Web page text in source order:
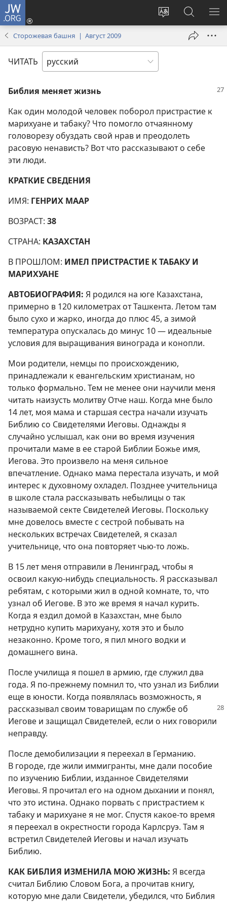
JW.ORG
Изменить
Войти
(открывается
окне)
Поиск
по
jw.org
Сторожевая башня | Август 2009
ЧИТАТЬ
Библия меняет жизнь
Как один молодой человек поборол пристрастие к
марихуане и табаку? Что помогло отчаянному
головорезу обуздать свой нрав и преодолеть
расовую ненависть? Вот что рассказывают о себе
эти люди.
КРАТКИЕ СВЕДЕНИЯ
ИМЯ: ГЕНРИХ МААР
ВОЗРАСТ: 38
СТРАНА: КАЗАХСТАН
В ПРОШЛОМ: ИМЕЛ ПРИСТРАСТИЕ К ТАБАКУ И
МАРИХУАНЕ
АВТОБИОГРАФИЯ: Я родился на юге Казахстана,
примерно в 120 километрах от Ташкента. Летом там
было сухо и жарко, иногда до плюс 45, а зимой
температура опускалась до минус 10 — идеальные
условия для выращивания винограда и конопли.
Мои родители, немцы по происхождению,
принадлежали к евангельским христианам, но
только формально. Тем не менее они научили меня
читать наизусть молитву Отче наш. Когда мне было
14 лет, моя мама и старшая сестра начали изучать
Библию со Свидетелями Иеговы. Однажды я
случайно услышал, как они во время изучения
прочитали маме в ее старой Библии Божье имя,
Иегова. Это произвело на меня сильное
впечатление. Однако мама перестала изучать, и мой
интерес к духовному охладел. Позднее учительница
в школе стала рассказывать небылицы о так
называемой секте Свидетелей Иеговы. Поскольку
мне довелось вместе с сестрой побывать на
нескольких встречах Свидетелей, я сказал
учительнице, что она повторяет чью-то ложь.
В 15 лет меня отправили в Ленинград, чтобы я
освоил какую-нибудь специальность. Я рассказывал
ребятам, с которыми жил в одной комнате, то, что
узнал об Иегове. В это же время я начал курить.
Когда я ездил домой в Казахстан, мне было
нетрудно купить марихуану, хотя это и было
незаконно. Кроме того, я пил много водки и
домашнего вина.
После училища я пошел в армию, где служил два
года. Я по-прежнему помнил то, что узнал из Библии
еще в юности. Когда появлялась возможность, я
рассказывал своим товарищам по службе об
Иегове и защищал Свидетелей, если о них говорили
неправду.
После демобилизации я переехал в Германию.
В городе, где жили иммигранты, мне дали пособие
по изучению Библии, изданное Свидетелями
Иеговы. Я прочитал его на одном дыхании и понял,
что это истина. Однако порвать с пристрастием к
табаку и марихуане я не мог. Спустя какое-то время
я переехал в окрестности города Карлсруэ. Там я
встретил Свидетелей Иеговы и начал изучать
Библию.
КАК БИБЛИЯ ИЗМЕНИЛА МОЮ ЖИЗНЬ: Я всегда
считал Библию Словом Бога, а прочитав книгу,
которую мне дали Свидетели, убедился, что Библия